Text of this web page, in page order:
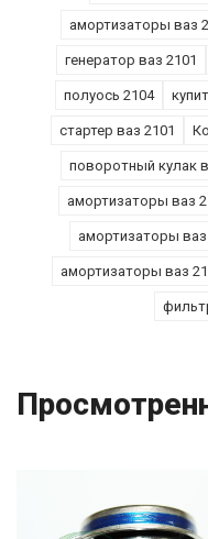
амортизаторы ваз
генератор ваз 2101
полуось 2104
стартер ваз 2101
поворотный кулак
амортизаторы ваз
амортизаторы ваз
амортизаторы ваз